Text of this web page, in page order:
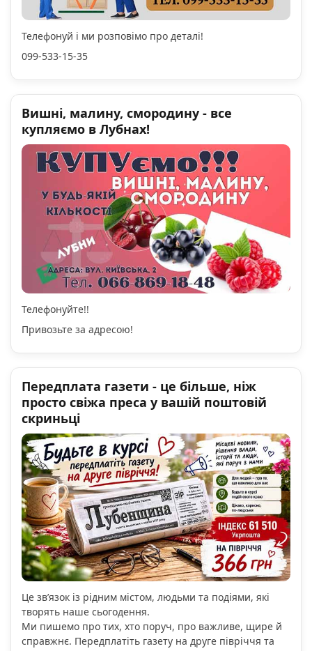
Телефонуй і ми розповімо про деталі!
099-533-15-35
Вишні, малину, смородину - все
купляємо в Лубнах!
Телефонуйте!!
Привозьте за адресою!
Передплата газети - це більше, ніж
просто свіжа преса у вашій поштовій
скриньці
Це зв’язок із рідним містом, людьми та подіями, які
творять наше сьогодення.
Ми пишемо про тих, хто поруч, про важливе, щире й
справжнє. Передплатіть газету на друге півріччя та